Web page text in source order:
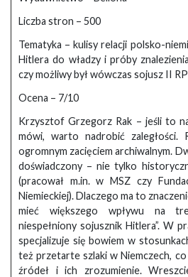
Liczba stron – 500
Tematyka – kulisy relacji polsko-
Hitlera do władzy i próby
czy możliwy był wówczas sojusz II
Ocena – 7/10
Krzysztof Grzegorz Rak – jeśli to
mówi, warto nadrobić
ogromnym zacięciem archiwalnym.
doświadczony – nie tylko
(pracował m.in. w MSZ czy
Niemieckiej). Dlaczego ma to
mieć większego wpływu na
niespełniony sojusznik Hitlera”. W
specjalizuje się bowiem w
też przetarte szlaki w Niemczech,
źródeł i ich zrozumienie.